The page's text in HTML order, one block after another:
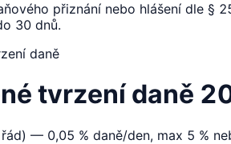
přiznání nebo hlášení dle §
30 dnů.
daně
tvrzení daně
— 0,05 % daně/den, max 5 %